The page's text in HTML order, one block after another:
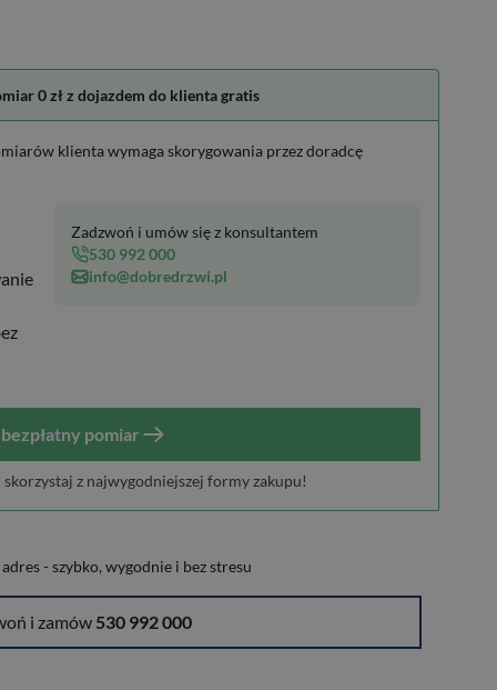
0 zł z dojazdem do klienta gratis
klienta wymaga skorygowania przez doradcę
Zadzwoń i umów się z konsultantem
530 992 000
info@dobredrzwi.pl
pomiar
z najwygodniejszej formy zakupu!
- szybko, wygodnie i bez stresu
i zamów 530 992 000